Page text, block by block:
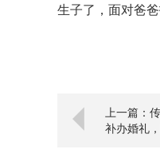
生子了，面对爸
上一篇：
补办婚礼